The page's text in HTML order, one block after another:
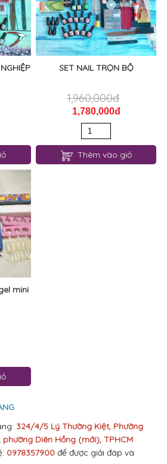
SET NAIL TRỌN BỘ
1,960,000đ
1,780,000đ
Thêm vào giỏ
mini
324/4/5 Lý Thường Kiệt, Phường
phường Diên Hồng (mới), TPHCM
0978357900để được giải đáp và